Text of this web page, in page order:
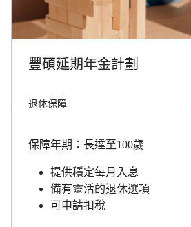
豐碩延期年金計劃
退休保障
保障年期：長達至100歲
提供穩定每月入息
備有靈活的退休選項
可申請扣稅